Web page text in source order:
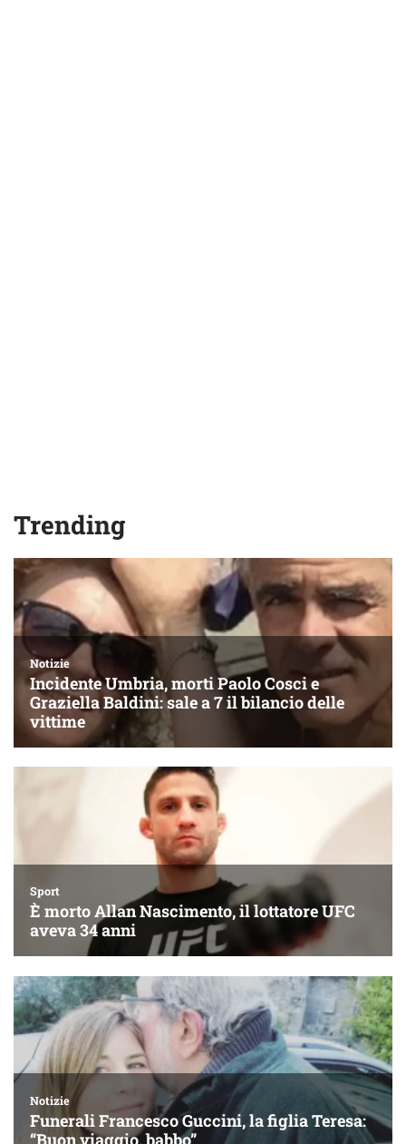
Trending